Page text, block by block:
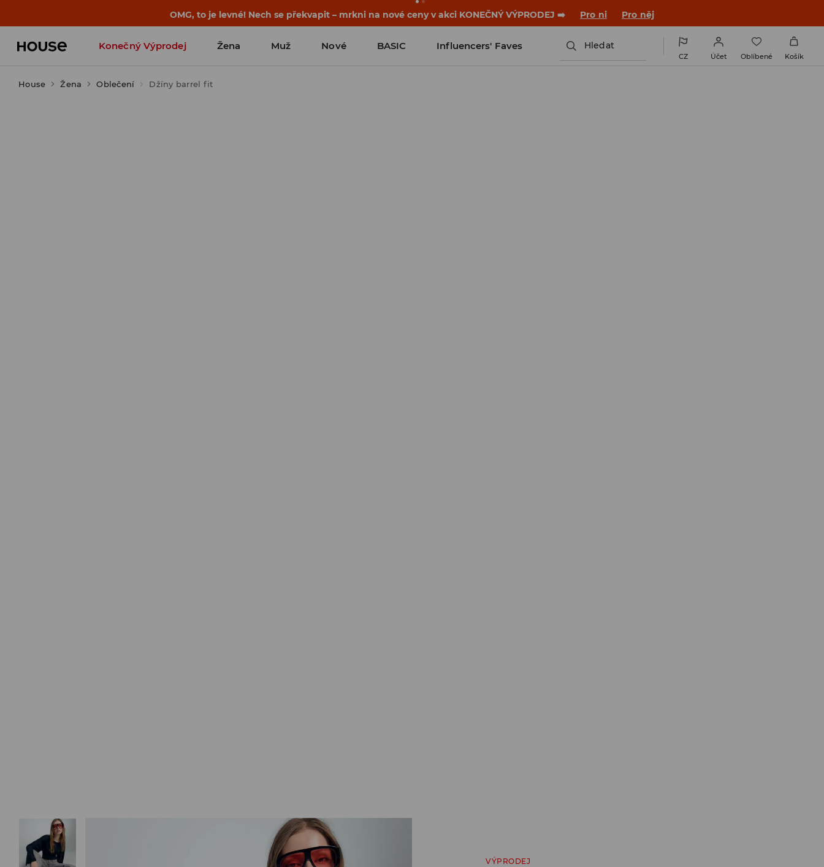
OMG, to je levné! Nech se překvapit – mrkni na nové ceny v akci KONEČNÝ VÝPRODEJ ➡️ Pro ni Pro něj
Konečný Výprodej Žena Muž Nové BASIC Influencers' Faves Hledat
CZ Účet Oblíbené Košík
House Žena Oblečení Džíny barrel fit
VÝPRODEJ